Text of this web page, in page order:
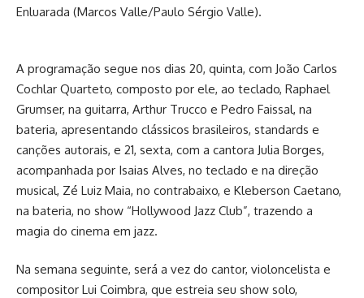
Enluarada (Marcos Valle/Paulo Sérgio Valle).
A programação segue nos dias 20, quinta, com João Carlos
Cochlar Quarteto, composto por ele, ao teclado, Raphael
Grumser, na guitarra, Arthur Trucco e Pedro Faissal, na
bateria, apresentando clássicos brasileiros, standards e
canções autorais, e 21, sexta, com a cantora Julia Borges,
acompanhada por Isaias Alves, no teclado e na direção
musical, Zé Luiz Maia, no contrabaixo, e Kleberson Caetano,
na bateria, no show “Hollywood Jazz Club”, trazendo a
magia do cinema em jazz.
Na semana seguinte, será a vez do cantor, violoncelista e
compositor Lui Coimbra, que estreia seu show solo,